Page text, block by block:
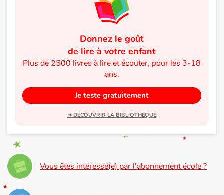
Donnez le goût
de lire à votre enfant
Plus de 2500 livres à lire et écouter, pour les 3-18
ans.
Je teste gratuitement
➜ DÉCOUVRIR LA BIBLIOTHÈQUE
Vous êtes intéressé(e) par l'abonnement école ?